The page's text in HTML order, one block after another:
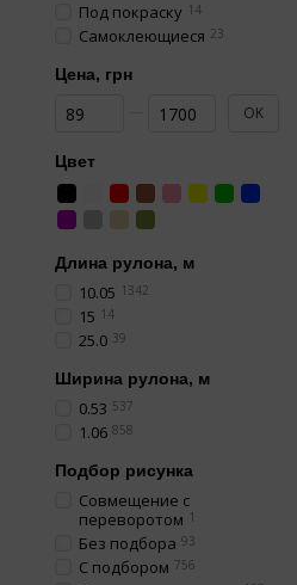
Под покраску 14
Самоклеющиеся 23
Цена, грн
От Цена, грн
До Цена, грн OK
Цвет
Длина рулона, м
10.05 1342
15 14
25.0 39
Ширина рулона, м
0.53 537
1.06 858
Подбор рисунка
Совмещение с
переворотом 1
Без подбора 93
С подбором 756